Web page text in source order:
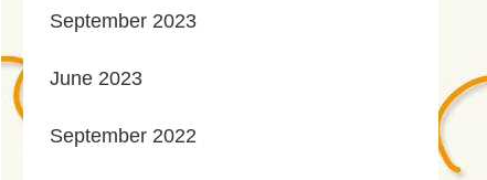
September 2023
June 2023
September 2022